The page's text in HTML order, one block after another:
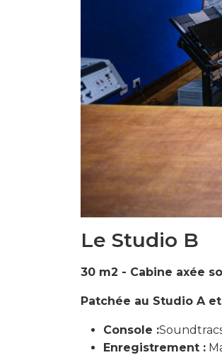
Le Studio B
30 m2 - Cabine axée
Patchée au Studio A
Console :
Enregistrement :